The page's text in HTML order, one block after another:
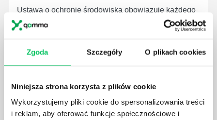
Zgoda Szczegóły O plikach cookies
Niniejsza strona korzysta z plików cookie
Wykorzystujemy pliki cookie do spersonalizowania treści
i reklam, aby oferować funkcje społecznościowe i
Ustawa o ochronie środowiska obowiązuje każdego
z nas – bez wyjątku. Warto podkreślić, że określona
jest w niej także dokładnie kwestia wycinki drzew.
zgłaszana? Jak to w zasadzie dokładniej wygląda?